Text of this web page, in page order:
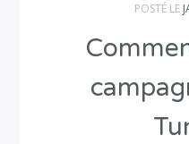
POSTÉ LE